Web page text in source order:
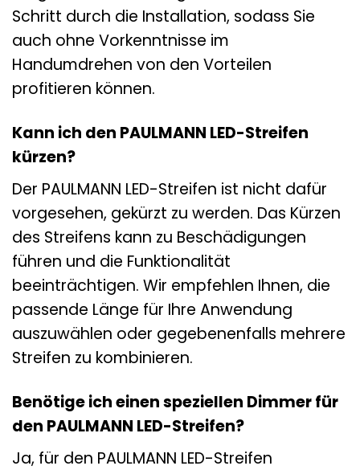
Schritt durch die Installation, sodass Sie
auch ohne Vorkenntnisse im
Handumdrehen von den Vorteilen
profitieren können.
Kann ich den PAULMANN LED-Streifen
kürzen?
Der PAULMANN LED-Streifen ist nicht dafür
vorgesehen, gekürzt zu werden. Das Kürzen
des Streifens kann zu Beschädigungen
führen und die Funktionalität
beeinträchtigen. Wir empfehlen Ihnen, die
passende Länge für Ihre Anwendung
auszuwählen oder gegebenenfalls mehrere
Streifen zu kombinieren.
Benötige ich einen speziellen Dimmer für
den PAULMANN LED-Streifen?
Ja, für den PAULMANN LED-Streifen